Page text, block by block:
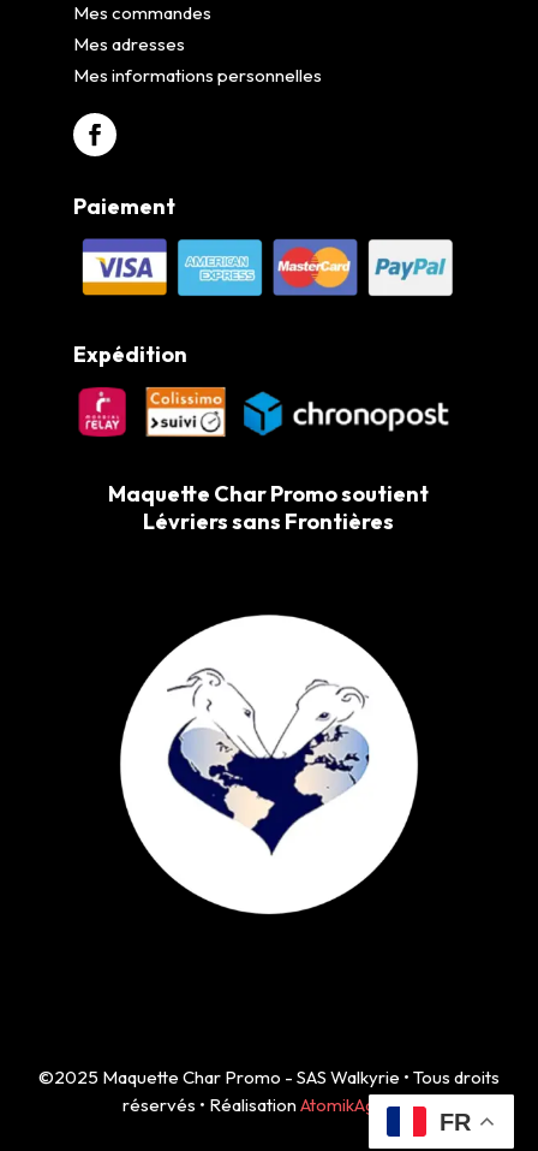
Mes commandes
Mes adresses
Mes informations personnelles
Paiement
Expédition
Maquette Char Promo soutient
Lévriers sans Frontières
©2025 Maquette Char Promo - SAS Walkyrie • Tous droits
réservés • RéalisationAtomikAgency
FR